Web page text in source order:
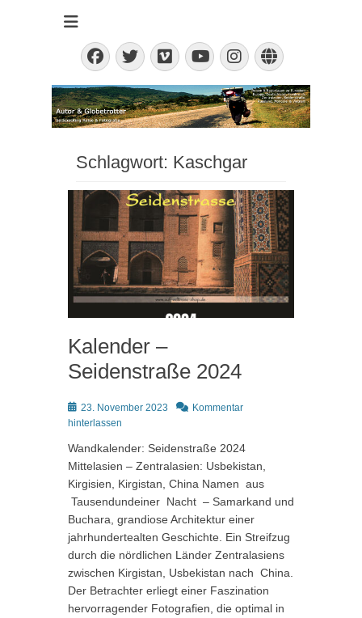
Facebook
Twitter
Vimeo
YouTube
Instagram
Website
Schlagwort: Kaschgar
Kalender –
Seidenstraße 2024
Posted
on
23. November 2023
Kommentar
hinterlassen
Wandkalender: Seidenstraße 2024
Mittelasien – Zentralasien: Usbekistan,
Kirgisien, Kirgistan, China Namen aus
Tausendundeiner Nacht – Samarkand und
Buchara, grandiose Architektur einer
jahrhundertealten Geschichte. Ein Streifzug
durch die nördlichen Länder Zentralasiens
zwischen Kirgistan, Usbekistan nach China.
Der Betrachter erliegt einer Faszination
hervorragender Fotografien, die optimal in